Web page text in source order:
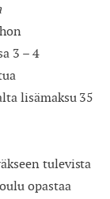
3 – 4
lisämaksu 35
tulevista
opastaa